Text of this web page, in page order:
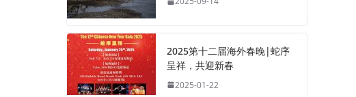
2025第十二届海外春晚|蛇序
呈祥，共迎新春
2025-01-22